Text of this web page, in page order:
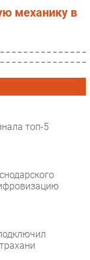
механику в
топ-5